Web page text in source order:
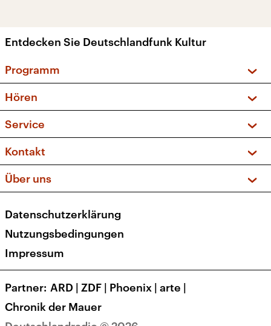
Entdecken Sie Deutschlandfunk Kultur
Programm
Sendungen und Podcasts
Musikliste
Kakadu – Das Kinderprogramm
Hören
Frequenzen (UKW + DAB+)
Service
FAQ
Apps
Newsletter
Veranstaltungen
Kontakt
Social Media
Über uns
Presse
Karriere
Transparenz
Datenschutzerklärung
Nutzungsbedingungen
Impressum
Partner ARD | ZDF | Phoenix | arte |
Chronik der Mauer